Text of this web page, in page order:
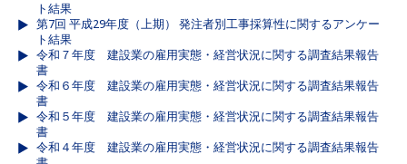
ト結果
第7回 平成29年度（上期） 発注者別工事採算性に関するアンケー
ト結果
令和７年度 建設業の雇用実態・経営状況に関する調査結果報告
書
令和６年度 建設業の雇用実態・経営状況に関する調査結果報告
書
令和５年度 建設業の雇用実態・経営状況に関する調査結果報告
書
令和４年度 建設業の雇用実態・経営状況に関する調査結果報告